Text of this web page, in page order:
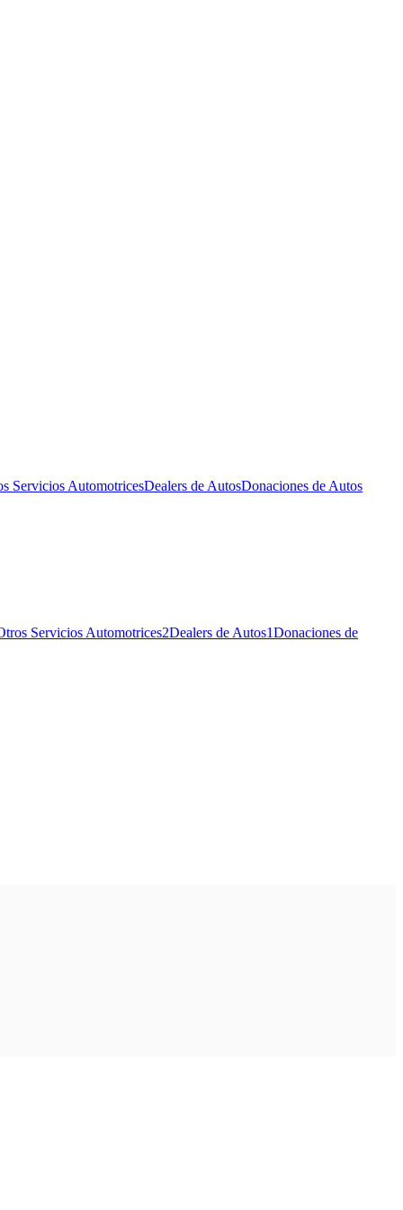
Servicios AutomotricesDealers de AutosDonaciones de Autos
Servicios Automotrices2Dealers de Autos1Donaciones de